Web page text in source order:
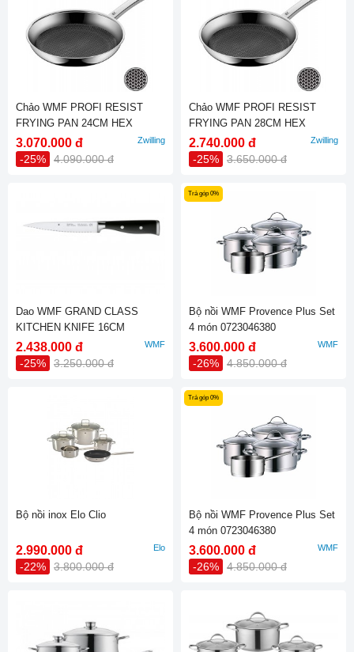
Chảo WMF PROFI RESIST
FRYING PAN 24CM HEX
1756246411
3.070.000 đ
-25% 4.090.000 đ
Zwilling
Chảo WMF PROFI RESIST
FRYING PAN 28CM HEX
1756286411
2.740.000 đ
-25% 3.650.000 đ
Zwilling
Dao WMF GRAND CLASS
KITCHEN KNIFE 16CM
1891666032
2.438.000 đ
-25% 3.250.000 đ
WMF
Trả góp 0%
Bộ nồi WMF Provence Plus Set
4 món 0723046380
3.600.000 đ
-26% 4.850.000 đ
WMF
Bộ nồi inox Elo Clio
2.990.000 đ
-22% 3.800.000 đ
Elo
Trả góp 0%
Bộ nồi WMF Provence Plus Set
4 món 0723046380
3.600.000 đ
-26% 4.850.000 đ
WMF